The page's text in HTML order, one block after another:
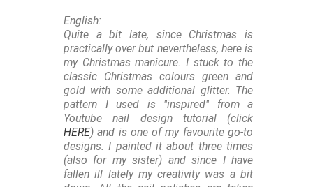
English:
Quite a bit late, since Christmas is
practically over but nevertheless, here is
my Christmas manicure. I stuck to the
classic Christmas colours green and
gold with some additional glitter. The
pattern I used is "inspired" from a
Youtube nail design tutorial (click
HERE) and is one of my favourite go-to
designs. I painted it about three times
(also for my sister) and since I have
fallen ill lately my creativity was a bit